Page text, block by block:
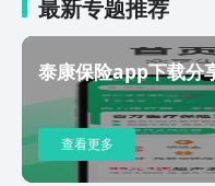
的亮点莫过于其丰富的
地图中自由扔出法宝“
从古代神兽到萌态十足
形态和独特技能搭配，
件，自由度极高。游戏
兽组合构建策略阵容，
赖技能释放时机与站位
进入游戏，例如方寸山
最新专题推荐
泰康保险app下载分
查看更多